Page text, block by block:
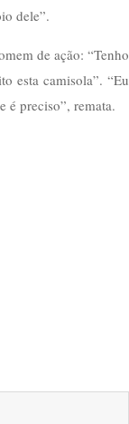
dele”.
de ação: “Tenho
esta camisola”. “Eu
é preciso”, remata.